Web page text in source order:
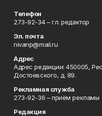
Телефон
273-92-34 – гл. редактор
Эл. почта
nivanp@mail.ru
Адрес
Адрес редакции: 450005,
Достоевского, д. 89.
Рекламная служба
273-92-36 – приём рекламы
Редакция